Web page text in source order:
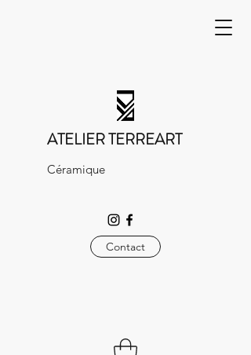
ATELIER TERREART
Céramique
Contact